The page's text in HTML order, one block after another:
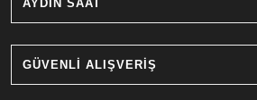
AYDIN SAAT
GÜVENLİ ALIŞVERİŞ